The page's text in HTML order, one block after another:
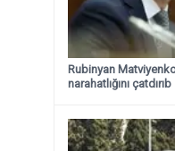
Rubinyan
narahatlığını çatdırıb